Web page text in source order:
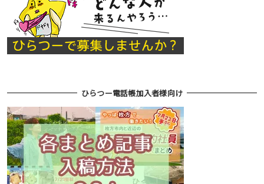
ひらつー電話帳加入者様向け